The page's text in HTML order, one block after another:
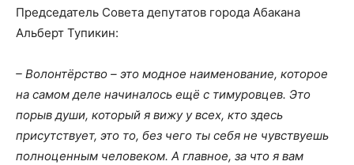
Председатель Совета депутатов города Абакана
Альберт Тупикин:
– Волонтёрство – это модное наименование, которое
на самом деле начиналось ещё с тимуровцев. Это
порыв души, который я вижу у всех, кто здесь
присутствует, это то, без чего ты себя не чувствуешь
полноценным человеком. А главное, за что я вам